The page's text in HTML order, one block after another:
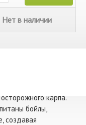
Нет в наличии
— это не просто
ловле.
а на поверхности
шарики,
карпа.
бойлы,
создавая